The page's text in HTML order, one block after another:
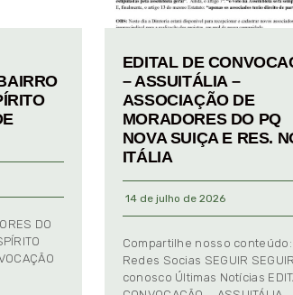
DO
EDITAL DE
– ASSUITÁLIA –
ASSOCIAÇÃO DE
MORADORES DO PQ
NOVA SUIÇA E RES.
ITÁLIA
14 de julho de 2026
Compartilhe nosso conteúdo:
Redes Socias SEGUIR
conosco Últimas Notícias